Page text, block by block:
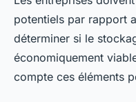
potentiels par rapport
déterminer si le
économiquement
compte ces éléments